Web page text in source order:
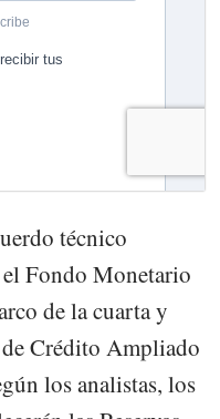
técnico
Fondo Monetario
de la cuarta y
Crédito Ampliado
los analistas, los